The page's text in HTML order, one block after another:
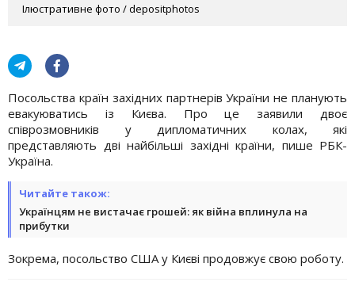
Ілюстративне фото / depositphotos
Посольства країн західних партнерів України не планують
евакуюватись із Києва. Про це заявили двоє
співрозмовників у дипломатичних колах, які
представляють дві найбільші західні країни, пише РБК-
Україна.
Читайте також:
Українцям не вистачає грошей: як війна вплинула на
прибутки
Зокрема, посольство США у Києві продовжує свою роботу.